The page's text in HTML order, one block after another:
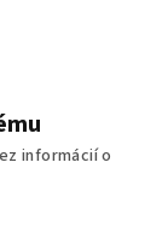
informácií o